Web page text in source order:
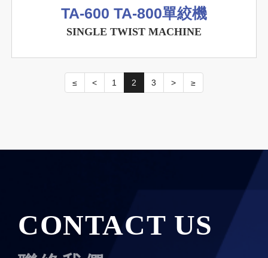
TA-600 TA-800單絞機
SINGLE TWIST MACHINE
≤ < 1 2 3 > ≥
CONTACT US